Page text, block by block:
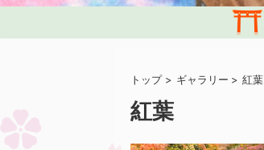
トップ> ギャラリー > 紅葉
紅葉